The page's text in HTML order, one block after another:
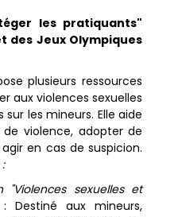
les pratiquants"
des Jeux Olympiques
plusieurs ressources
aux violences sexuelles
les mineurs. Elle aide
violence, adopter de
en cas de suspicion.
"Violences sexuelles et
Destiné aux mineurs,